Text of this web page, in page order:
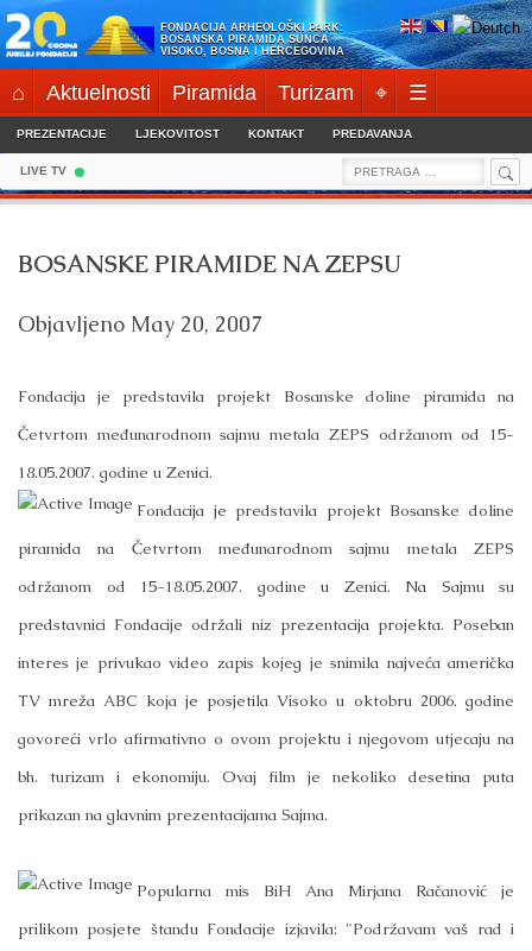
Skip
to
content
FONDACIJA ARHEOLOŠKI PARK:
BOSANSKA PIRAMIDA SUNCA
VISOKO, BOSNA I HERCEGOVINA
⌂ Aktuelnosti Piramida Turizam ⌖ ☰
PREZENTACIJE LJEKOVITOST KONTAKT PREDAVANJA
LIVE TV
Search
for:
BOSANSKE PIRAMIDE NA ZEPSU
Objavljeno May 20, 2007
Fondacija je predstavila projekt Bosanske doline piramida na
Četvrtom međunarodnom sajmu metala ZEPS održanom od 15-
18.05.2007. godine u Zenici.
Fondacija je predstavila projekt Bosanske doline
piramida na Četvrtom međunarodnom sajmu metala ZEPS
održanom od 15-18.05.2007. godine u Zenici. Na Sajmu su
predstavnici Fondacije održali niz prezentacija projekta. Poseban
interes je privukao video zapis kojeg je snimila najveća američka
TV mreža ABC koja je posjetila Visoko u oktobru 2006. godine
govoreći vrlo afirmativno o ovom projektu i njegovom utjecaju na
bh. turizam i ekonomiju. Ovaj film je nekoliko desetina puta
prikazan na glavnim prezentacijama Sajma.
Popularna mis BiH Ana Mirjana Račanović je
prilikom posjete štandu Fondacije izjavila: "Podržavam vaš rad i